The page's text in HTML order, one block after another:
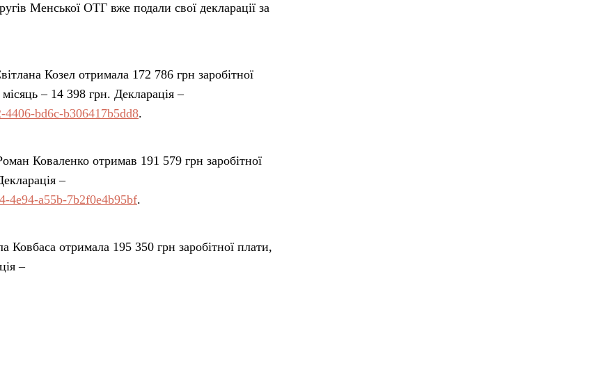
Менської ОТГ вже подали свої декларації за
Козел отримала 172 786 грн заробітної
– 14 398 грн. Декларація –
bd6c-b306417b5dd8.
Коваленко отримав 191 579 грн заробітної
–
4e94-a55b-7b2f0e4b95bf.
отримала 195 350 грн заробітної плати,
–